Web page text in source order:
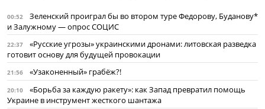
00:52
Зеленский проиграл бы во втором туре Федорову, Буданову*
и Залужному — опрос СОЦИС
22:37
«Русские угрозы» украинскими дронами: литовская разведка
готовит основу для будущей провокации
21:56 «Узаконенный» грабёж?!
20:10
«Борьба за каждую ракету»: как Запад превратил помощь
Украине в инструмент жесткого шантажа